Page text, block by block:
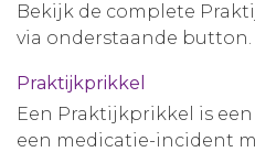
Bekijk de complete
via onderstaande button.
Praktijkprikkel
Een Praktijkprikkel is
een medicatie-incident